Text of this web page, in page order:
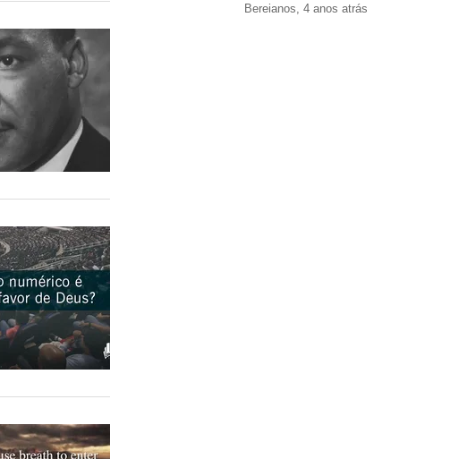
Bereianos, 4 anos atrás